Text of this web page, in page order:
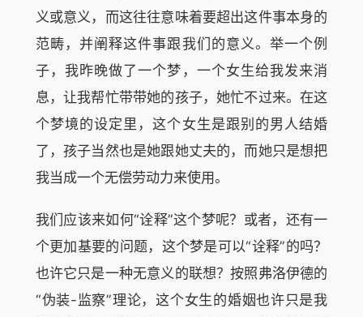
义或意义，而这往往意味着要超出这件事本身的
范畴，并阐释这件事跟我们的意义。举一个例
子，我昨晚做了一个梦，一个女生给我发来消
息，让我帮忙带带她的孩子，她忙不过来。在这
个梦境的设定里，这个女生是跟别的男人结婚
了，孩子当然也是她跟她丈夫的，而她只是想把
我当成一个无偿劳动力来使用。
我们应该来如何“诠释”这个梦呢？或者，还有一
个更加基要的问题，这个梦是可以“诠释”的吗？
也许它只是一种无意义的联想？按照弗洛伊德的
“伪装-监察”理论，这个女生的婚姻也许只是我